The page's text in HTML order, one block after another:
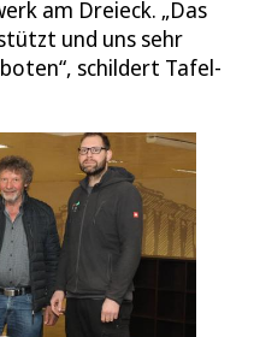
am Dreieck. „Das
und uns sehr
schildert Tafel-